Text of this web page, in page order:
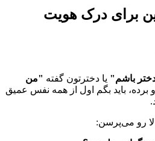
برای درک هویت
باشم" یا دخترتون گفته "من
برده، باید بگم اول از همه نفس عمیق
رو می‌پرسن: